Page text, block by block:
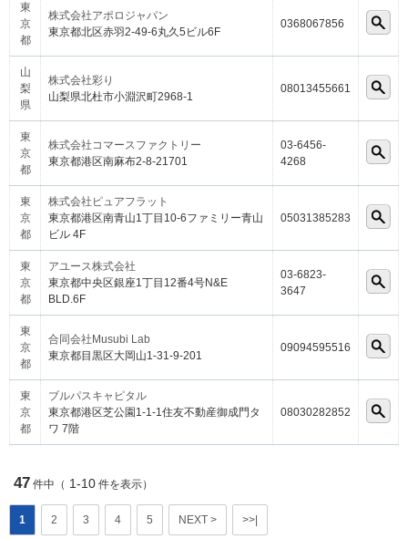
東
京
都
株式会社アポロジャパン
東京都北区赤羽2-49-6丸久5ビル6F
0368067856
山
梨
県
株式会社彩り
山梨県北杜市小淵沢町2968-1
08013455661
東
京
都
株式会社コマースファクトリー
東京都港区南麻布2-8-21701
03-6456-
4268
東
京
都
株式会社ピュアフラット
東京都港区南青山1丁目10-6ファミリー青山
ビル 4F
05031385283
東
京
都
アユース株式会社
東京都中央区銀座1丁目12番4号N&E
BLD.6F
03-6823-
3647
東
京
都
合同会社Musubi Lab
東京都目黒区大岡山1-31-9-201
09094595516
東
京
都
ブルパスキャピタル
東京都港区芝公園1-1-1住友不動産御成門タ
ワ 7階
08030282852
47 件中（ 1-10 件を表示）
1 2 3 4 5 NEXT > >>|